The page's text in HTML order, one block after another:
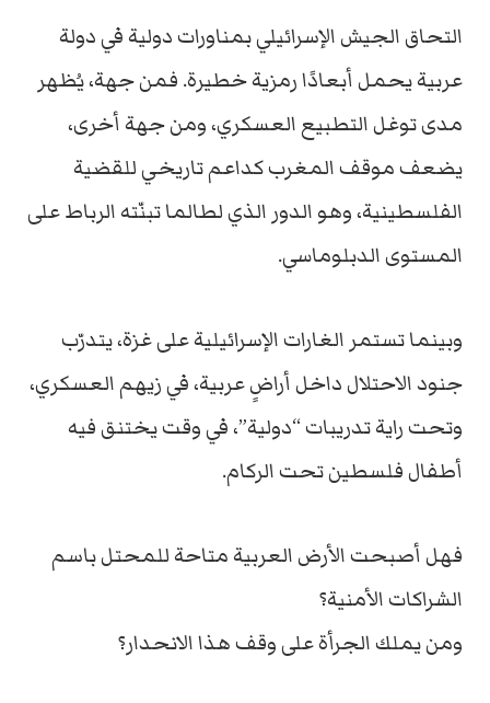
التحاقالجيشالإسرائيليبمناوراتدوليةفيدولة
عربيةيحملأبعادًارمزيةخطيرة. فمنجهة،يُظهر
مدىتوغلالتطبيع العسكري،ومنجهةأخرى،
يضعفموقفالمغربكداعمتاريخيللقضية
الفلسطينية،وهو الدور الذيلطالماتبنّتهالرباطعلى
المستوىالدبلوماسي.
وبينماتستمر الغاراتالإسرائيليةعلىغزة،يتدرّب
جنودالاحتلالداخلأراضٍعربية،فيزيهمالعسكري،
وتحترايةتدريبات “دولية”،فيوقتيختنقفيه
أطفالفلسطينتحتالركام.
فهلأصبحتالأرضالعربيةمتاحةللمحتلباسم
الشراكاتالأمنية؟
ومنيملك الجرأةعلىوقفهذاالانحدار؟